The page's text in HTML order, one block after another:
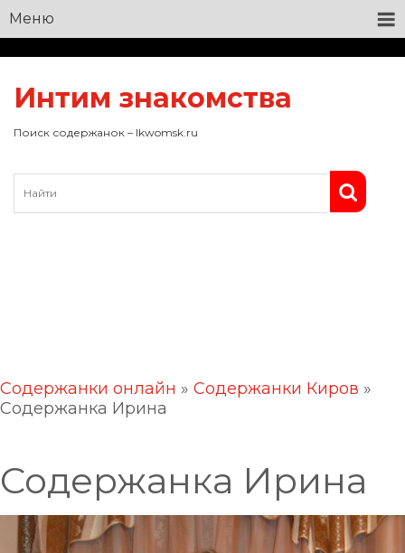
Меню
Интим знакомства
Поиск содержанок – lkwomsk.ru
Содержанки онлайн » Содержанки Киров »
Содержанка Ирина
Содержанка Ирина